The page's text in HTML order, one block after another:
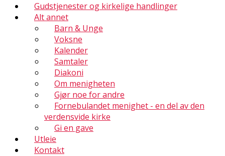
Gudstjenester og kirkelige handlinger
Alt annet
Barn & Unge
Voksne
Kalender
Samtaler
Diakoni
Om menigheten
Gjør noe for andre
Fornebulandet menighet - en del av den
verdensvide kirke
Gi en gave
Utleie
Kontakt